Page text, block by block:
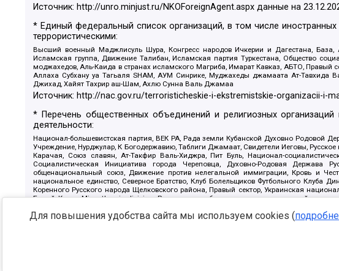
Источник: http://unro.minjust.ru/NKOForeignAgent.aspx данные на
* Единый федеральный список организаций, в том числе
террористическими:
Высший военный Маджлисуль Шура, Конгресс народов Ичкерии и Дагестана, База,
Исламская группа, Движение Талибан, Исламская партия Туркестана, Общество
моджахедов, Аль-Каида в странах исламского Магриба, Имарат Кавказ, АБТО,
Аллаха Субхану уа Тагьаля SHAM, АУМ Синрике, Муджахеды джамаата Ат-Тавхида
Джихад, Хайят Тахрир аш-Шам, Ахлю Сунна Валь Джамаа
Источник: http://nac.gov.ru/terroristicheskie-i-ekstremistskie-organizacii-i-
* Перечень общественных объединений и религиозных
деятельности:
Национал-большевистская партия, ВЕК РА, Рада земли Кубанской Духовно Родовой
Учреждение, Нурджулар, К Богодержавию, Таблиги Джамаат, Свидетели Иеговы,
Карачая, Союз славян, Ат-Такфир Валь-Хиджра, Пит Буль, Национал-
Социалистическая Инициатива города Череповца, Духовно-Родовая Держава
общенациональный союз, Движение против нелегальной иммиграции, Кровь и
национальное единство, Северное Братство, Клуб Болельщиков Футбольного
Коренного Русского народа Щелковского района, Правый сектор, Украинская
Белый Крест, Misanthropic division, Религиозное объединение последователей
Артподготовка, Штольц, В честь иконы Божией Матери Державная, Сектор 16,
Крю, Союз Славянских Сил Руси, Алля-Аят, Благотворительный пансионат Ак Умут,
Патриотический клуб-Новокузнецк/РПК, Сибирский державный союз, Фонд борьбы с
Для повышения удобства сайта мы используем cookies (